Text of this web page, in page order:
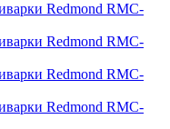
Redmond RMC-
Redmond RMC-
Redmond RMC-
Redmond RMC-